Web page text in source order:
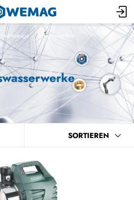
Pumptechnik
SORTIEREN